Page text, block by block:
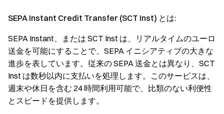
SEPA Instant Credit Transfer (SCT Inst) とは:
SEPA Instant、または SCT Inst は、リアルタイムのユーロ
送金を可能にすることで、SEPA イニシアティブの大きな
進歩を表しています。従来の SEPA 送金とは異なり、SCT
Inst は数秒以内に支払いを処理します。このサービスは、
週末や休日を含む 24 時間利用可能で、比類のない利便性
とスピードを提供します。